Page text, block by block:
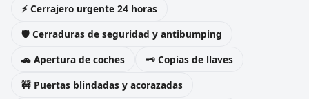
⚡ Cerrajero urgente 24 horas
🛡️ Cerraduras de seguridad y antibumping
🚗 Apertura de coches
🗝️ Copias de llaves
🚧 Puertas blindadas y acorazadas